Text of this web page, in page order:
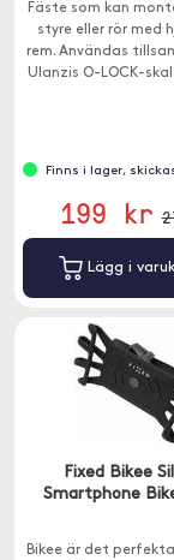
Fäste som kan
styre eller rör med
rem. Användas
Ulanzis O-LOCK-
Finns i lager,
199 kr
Lägg i
Fixed Bikee
Smartphone
Bikee är det